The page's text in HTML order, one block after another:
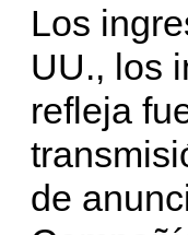
Los
UU., los
refleja
de